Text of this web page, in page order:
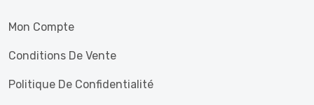
Mon Compte
Conditions De Vente
Politique De Confidentialité